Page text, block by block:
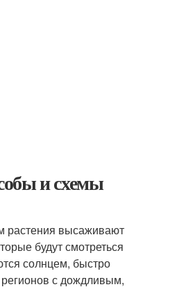
и схемы
растения высаживают
будут смотреться
солнцем, быстро
с дождливым,